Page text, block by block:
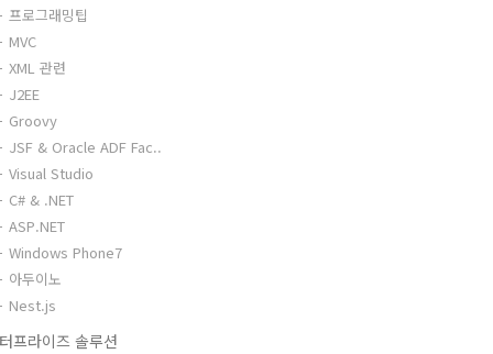
프로그래밍팁
MVC
XML 관련
J2EE
Groovy
JSF & Oracle ADF Fac..
Visual Studio
C# & .NET
ASP.NET
Windows Phone7
아두이노
Nest.js
프라이즈 솔루션